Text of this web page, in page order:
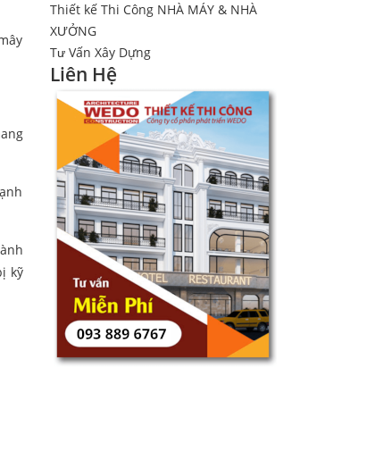
kỹ
Thiết kế Thi Công NHÀ MÁY & NHÀ
XƯỞNG
Tư Vấn Xây Dựng
Liên Hệ